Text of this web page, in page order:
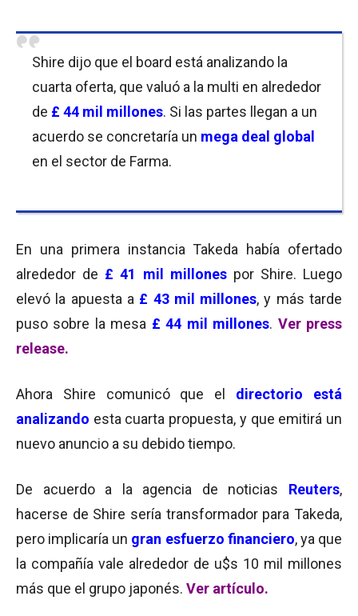
Shire dijo que el board está analizando la
cuarta oferta, que valuó a la multi en alrededor
de £ 44 mil millones. Si las partes llegan a un
acuerdo se concretaría un mega deal global
en el sector de Farma.
En una primera instancia Takeda había ofertado
alrededor de £ 41 mil millonespor Shire. Luego
elevó la apuesta a £ 43 mil millones, y más tarde
puso sobre la mesa £ 44 mil millones. Ver press
release.
Ahora Shire comunicó que el directorio está
analizando esta cuarta propuesta, y que emitirá un
nuevo anuncio a su debido tiempo.
De acuerdo a la agencia de noticias Reuters,
hacerse de Shire sería transformador para Takeda,
pero implicaría un gran esfuerzo financiero, ya que
la compañía vale alrededor de u$s 10 mil millones
más que el grupo japonés. Ver artículo.